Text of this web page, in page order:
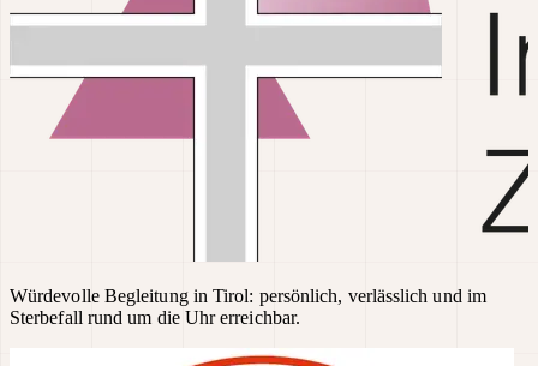
Würdevolle Begleitung in Tirol: persönlich, verlässlich und im
Sterbefall rund um die Uhr erreichbar.